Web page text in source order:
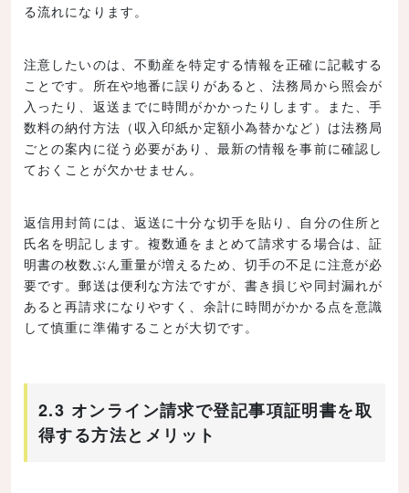
る流れになります。
注意したいのは、不動産を特定する情報を正確に記載する
ことです。所在や地番に誤りがあると、法務局から照会が
入ったり、返送までに時間がかかったりします。また、手
数料の納付方法（収入印紙か定額小為替かなど）は法務局
ごとの案内に従う必要があり、最新の情報を事前に確認し
ておくことが欠かせません。
返信用封筒には、返送に十分な切手を貼り、自分の住所と
氏名を明記します。複数通をまとめて請求する場合は、証
明書の枚数ぶん重量が増えるため、切手の不足に注意が必
要です。郵送は便利な方法ですが、書き損じや同封漏れが
あると再請求になりやすく、余計に時間がかかる点を意識
して慎重に準備することが大切です。
2.3 オンライン請求で登記事項証明書を取
得する方法とメリット